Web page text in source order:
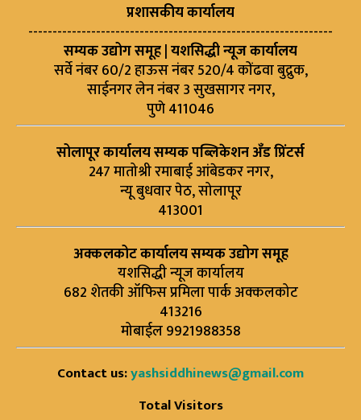
प्रशासकीय कार्यालय
---------------------------------------------------------------
सम्यक उद्योग समूह | यशसिद्धी न्यूज कार्यालय
सर्वे नंबर 60/2 हाऊस नंबर 520/4 कोंढवा बुद्रुक,
साईनगर लेन नंबर 3 सुखसागर नगर,
पुणे 411046
सोलापूर कार्यालय सम्यक पब्लिकेशन अँड प्रिंटर्स
247 मातोश्री रमाबाई आंबेडकर नगर,
न्यू बुधवार पेठ, सोलापूर
413001
अक्कलकोट कार्यालय सम्यक उद्योग समूह
यशसिद्धी न्यूज कार्यालय
682 शेतकी ऑफिस प्रमिला पार्क अक्कलकोट
413216
मोबाईल 9921988358
Contact us:yashsiddhinews@gmail.com
Total Visitors